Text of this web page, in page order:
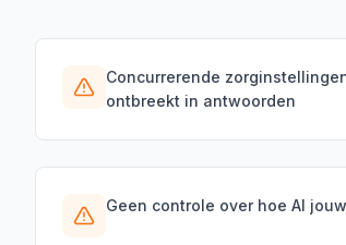
Concurrerende
ontbreekt in antwoorden
Geen controle over hoe AI